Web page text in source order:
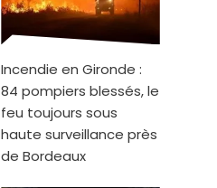
Incendie en Gironde :
84 pompiers blessés, le
feu toujours sous
haute surveillance près
de Bordeaux